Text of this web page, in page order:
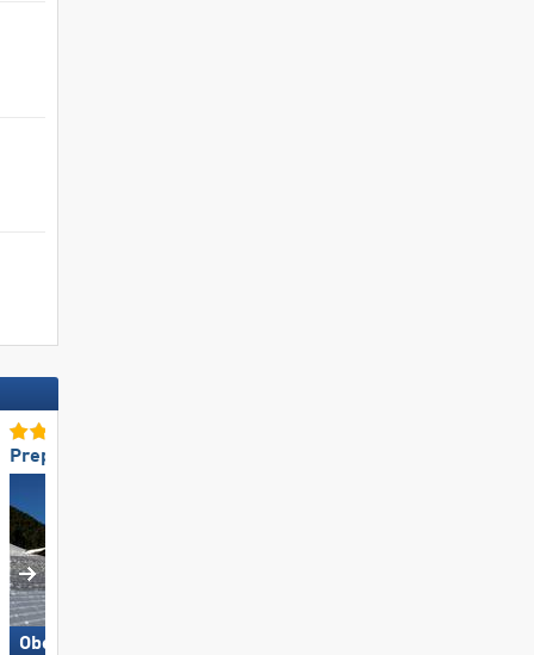
Preparazione delle piste TOP
Obereggen